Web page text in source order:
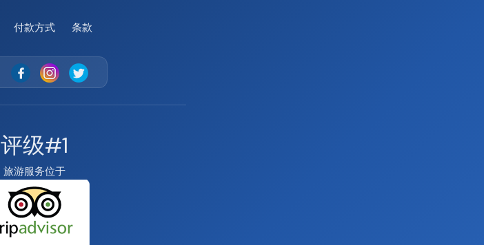
付款方式 条款
评级#1
旅游服务位于